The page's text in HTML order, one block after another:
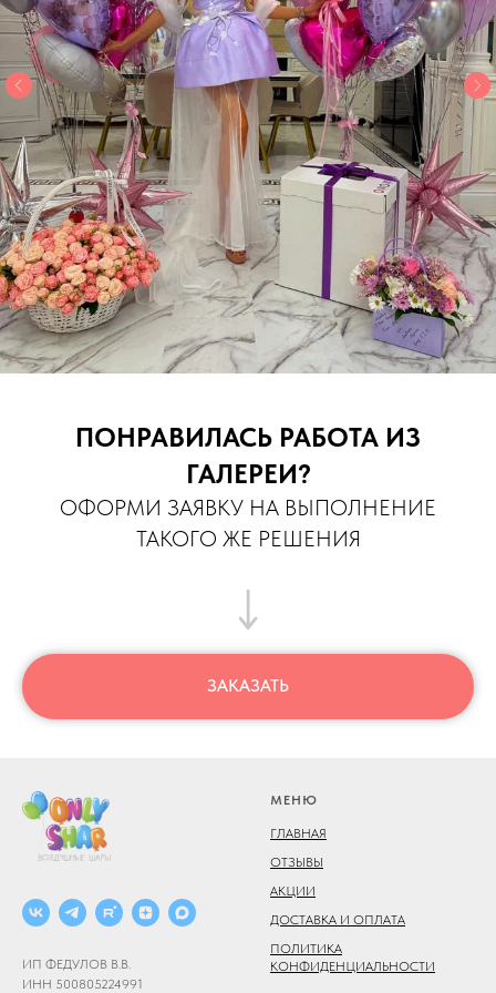
ПОНРАВИЛАСЬ РАБОТА ИЗ
ГАЛЕРЕИ?
ОФОРМИ ЗАЯВКУ НА ВЫПОЛНЕНИЕ
ТАКОГО ЖЕ РЕШЕНИЯ
ЗАКАЗАТЬ
ИП ФЕДУЛОВ В.В.
ИНН 500805224991
МЕНЮ
ГЛАВНАЯ
ОТЗЫВЫ
АКЦИИ
ДОСТАВКА И ОПЛАТА
ПОЛИТИКА
КОНФИДЕНЦИАЛЬНОСТИ